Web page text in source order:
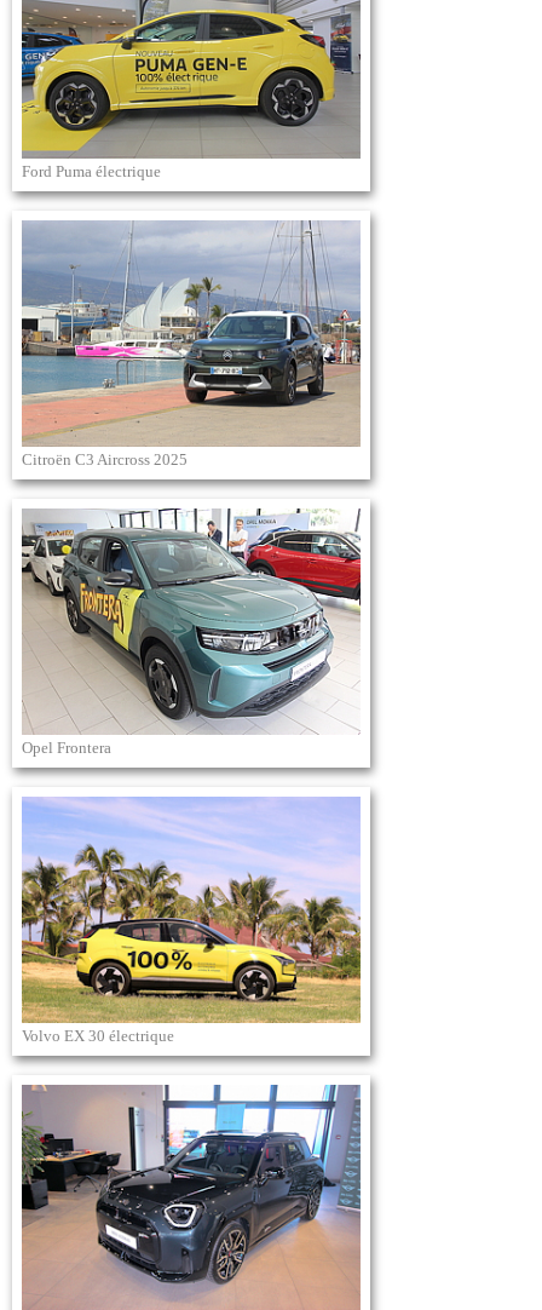
Ford Puma électrique
Citroën C3 Aircross 2025
Opel Frontera
Volvo EX 30 électrique